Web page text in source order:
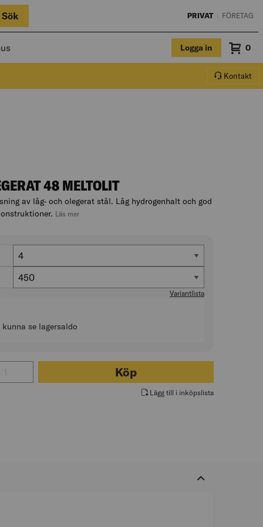
Sök PRIVAT FÖRETAG
Logga in 0
Kontakt
48 MELTOLIT
av låg- och olegerat stål. Låg hydrogenhalt och god
Läs mer
Diameter (mm)
4
Längd (mm)
450
Variantlista
se lagersaldo
SVETSELEKTROD OLEGERAT 48 MELTOLIT
Köp
Lägg till i inköpslista